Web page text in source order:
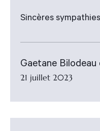
Sincères
Gaetane Bilodeau
21 juillet 2023